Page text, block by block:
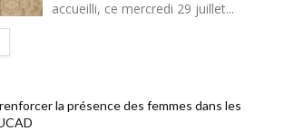
accueilli, ce mercredi 29 juillet...
la présence des femmes dans les